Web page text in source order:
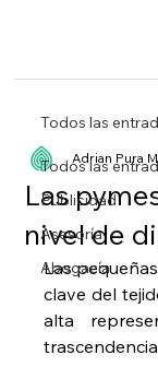
Todos las
Publicidad
Asesoría
Abogacía
Todos las
Las
nivel de
Adrian Pura
Las
clave del
alta